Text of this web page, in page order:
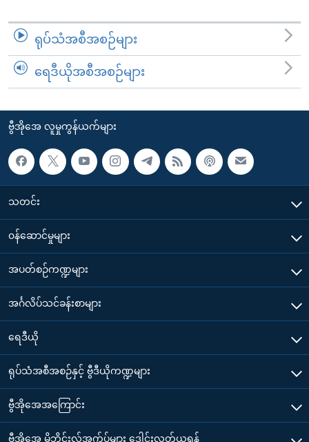
ရုပ်သံအစီအစဉ်များ
ရေဒီယိုအစီအစဉ်များ
ဗွီအိုအေ လူမှုကွန်ယက်များ
သတင်း
၀န်ဆောင်မှုများ
အပတ်စဉ်ကဏ္ဍများ
အင်္ဂလိပ်သင်ခန်းစာများ
ရေဒီယို
ရုပ်သံအစီအစဉ်နှင့် ဗွီဒီယိုကဏ္ဍများ
ဗွီအိုအေအကြောင်း
ဗွီအိုအေ မိုဘိုင်းလ်အက်ပ်များ ဒေါင်းလုတ်ယူရန်